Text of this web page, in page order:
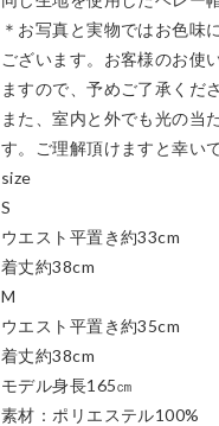
＊お写真と実物ではお色味
ございます。お客様のお使
ますので、予めご了承くださ
また、室内と外でも光の当
す。ご理解頂けますと幸いで
size
S
ウエスト平置き約33cm
着丈約38cm
M
ウエスト平置き約35cm
着丈約38cm
モデル身長165㎝
素材：ポリエステル100%